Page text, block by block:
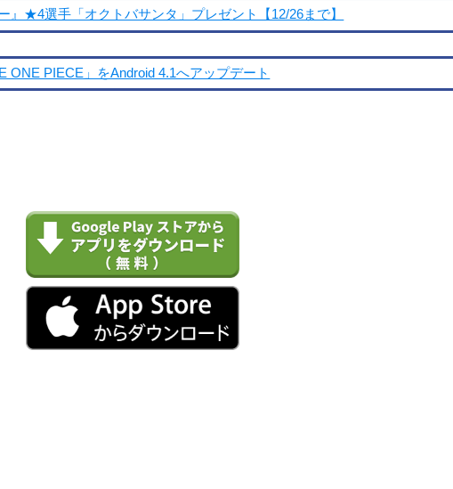
』★4選手「オクトバサンタ」プレゼント【12/26まで】
ONE PIECE」をAndroid 4.1へアップデート